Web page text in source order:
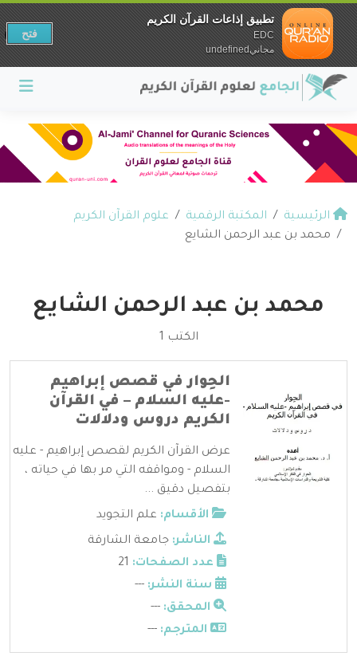
الرئيسية المكتبة الرقمية
علوم القرآن الكريم
محمد بن عبد الرحمن الشايع
محمد بن عبد الرحمن الشايع
الكتب 1
الحِوار في قصص إبراهيم
-عليه السلام – في القرآن
الكريم دروس ودلالات
عرض القرآن الكريم لقصص إبراهيم - عليه
السلام - ومواقفه التي مر بها في حياته ،
بتفصيل دقيق ...
الأقسام: علم التجويد
الناشر: جامعة الشارقة
عدد الصفحات:
سنة النشر: ---
المحقق: ---
المترجم: ---
تطبيق إذاعات القرآن الكريم
EDC
مجانيundefined
فتح